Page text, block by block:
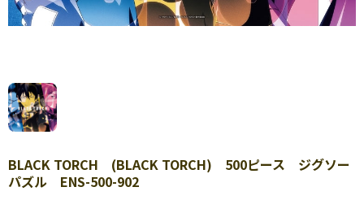
BLACK TORCH (BLACK TORCH) 500ピース ジグソー
パズル ENS-500-902